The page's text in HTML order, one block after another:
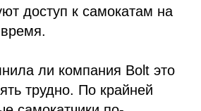
доступ к самокатам на
ли компания Bolt это
трудно. По крайней